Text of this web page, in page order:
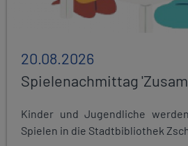
20.08.2026
Spielenachmittag
Kinder und Jugendliche
Spielen in die Stadtbibliothek